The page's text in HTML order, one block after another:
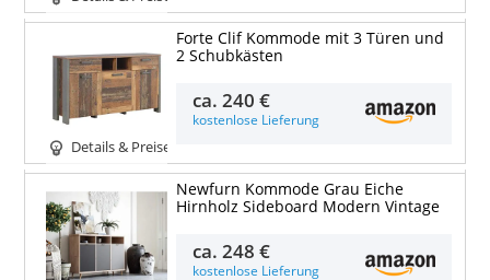
Details & Preise
Forte Clif Kommode mit 3 Türen und
2 Schubkästen
ca.240 €
kostenlose Lieferung
Newfurn Kommode Grau Eiche
Hirnholz Sideboard Modern Vintage
ca.248 €
kostenlose Lieferung